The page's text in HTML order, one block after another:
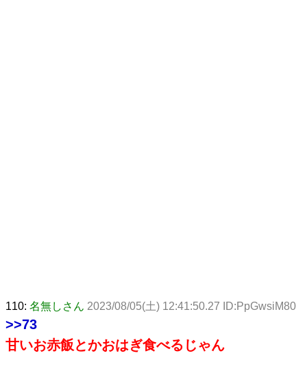
110: 名無しさん 2023/08/05(土) 12:41:50.27 ID:PpGwsiM80
>>73
甘いお赤飯とかおはぎ食べるじゃん